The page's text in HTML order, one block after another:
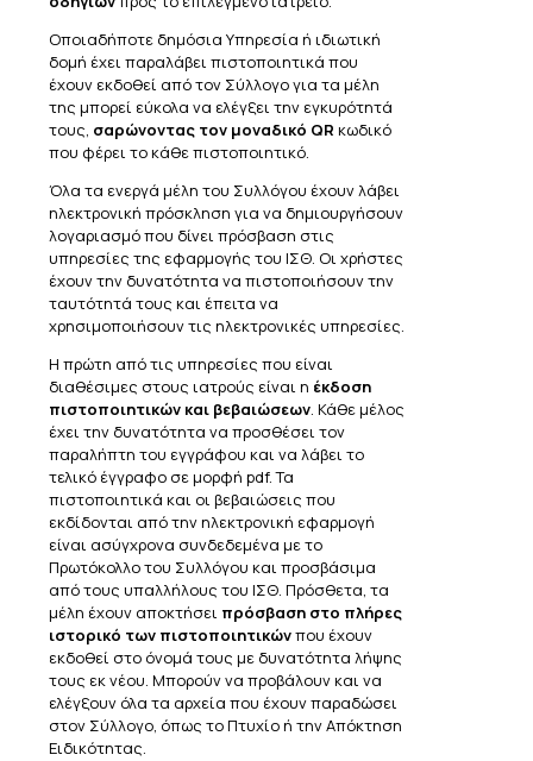
Οποιαδήποτε δημόσια Υπηρεσία ή ιδιωτική
δομή έχει παραλάβει πιστοποιητικά που
έχουν εκδοθεί από τον Σύλλογο για τα μέλη
της μπορεί εύκολα να ελέγξει την εγκυρότητά
τους, σαρώνοντας τον μοναδικό QR κωδικό
που φέρει το κάθε πιστοποιητικό.
Όλα τα ενεργά μέλη του Συλλόγου έχουν λάβει
ηλεκτρονική πρόσκληση για να δημιουργήσουν
λογαριασμό που δίνει πρόσβαση στις
υπηρεσίες της εφαρμογής του ΙΣΘ. Οι χρήστες
έχουν την δυνατότητα να πιστοποιήσουν την
ταυτότητά τους και έπειτα να
χρησιμοποιήσουν τις ηλεκτρονικές υπηρεσίες.
Η πρώτη από τις υπηρεσίες που είναι
διαθέσιμες στους ιατρούς είναι η έκδοση
πιστοποιητικών και βεβαιώσεων. Κάθε μέλος
έχει την δυνατότητα να προσθέσει τον
παραλήπτη του εγγράφου και να λάβει το
τελικό έγγραφο σε μορφή pdf. Τα
πιστοποιητικά και οι βεβαιώσεις που
εκδίδονται από την ηλεκτρονική εφαρμογή
είναι ασύγχρονα συνδεδεμένα με το
Πρωτόκολλο του Συλλόγου και προσβάσιμα
από τους υπαλλήλους του ΙΣΘ. Πρόσθετα, τα
μέλη έχουν αποκτήσει πρόσβαση στο πλήρες
ιστορικό των πιστοποιητικώνπου έχουν
εκδοθεί στο όνομά τους με δυνατότητα λήψης
τους εκ νέου. Μπορούν να προβάλουν και να
ελέγξουν όλα τα αρχεία που έχουν παραδώσει
στον Σύλλογο, όπως το Πτυχίο ή την Απόκτηση
Ειδικότητας.